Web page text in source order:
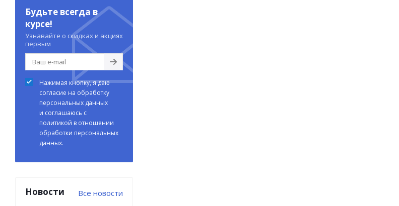
Будьте всегда в
курсе!
Узнавайте о скидках и акциях
первым
Нажимая кнопку, я даю
согласие на обработку
персональных данных
и соглашаюсь с
политикой в отношении
обработки персональных
данных.
Новости Все новости